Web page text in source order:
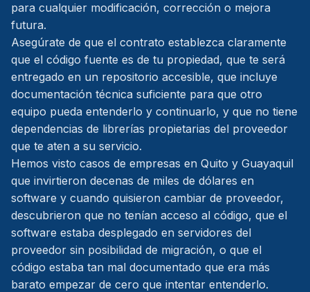
para cualquier modificación, corrección o mejora
futura.
Asegúrate de que el contrato establezca claramente
que el código fuente es de tu propiedad, que te será
entregado en un repositorio accesible, que incluye
documentación técnica suficiente para que otro
equipo pueda entenderlo y continuarlo, y que no tiene
dependencias de librerías propietarias del proveedor
que te aten a su servicio.
Hemos visto casos de empresas en Quito y Guayaquil
que invirtieron decenas de miles de dólares en
software y cuando quisieron cambiar de proveedor,
descubrieron que no tenían acceso al código, que el
software estaba desplegado en servidores del
proveedor sin posibilidad de migración, o que el
código estaba tan mal documentado que era más
barato empezar de cero que intentar entenderlo.